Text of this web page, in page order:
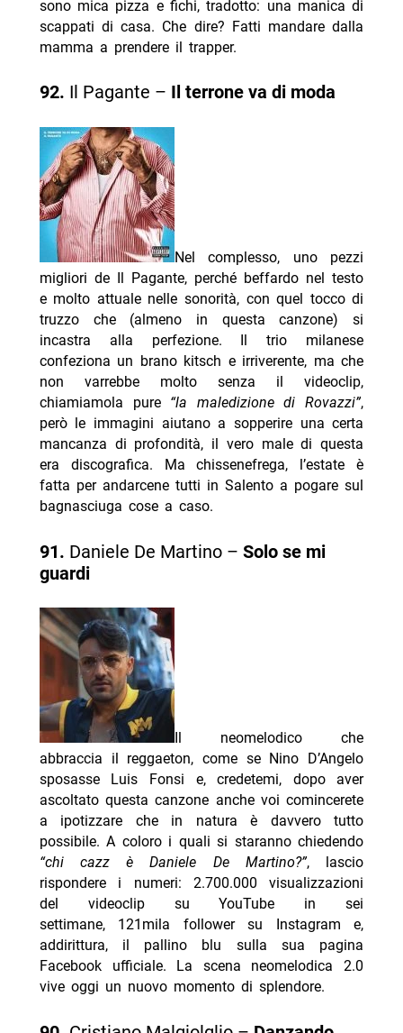
sono mica pizza e fichi, tradotto: una manica di
scappati di casa. Che dire? Fatti mandare dalla
mamma a prendere il trapper.
92. Il Pagante – Il terrone va di moda
Nel complesso, uno pezzi
migliori de Il Pagante, perché beffardo nel testo
e molto attuale nelle sonorità, con quel tocco di
truzzo che (almeno in questa canzone) si
incastra alla perfezione. Il trio milanese
confeziona un brano kitsch e irriverente, ma che
non varrebbe molto senza il videoclip,
chiamiamola pure “la maledizione di Rovazzi”,
però le immagini aiutano a sopperire una certa
mancanza di profondità, il vero male di questa
era discografica. Ma chissenefrega, l’estate è
fatta per andarcene tutti in Salento a pogare sul
bagnasciuga cose a caso.
91. Daniele De Martino – Solo se mi
guardi
Il neomelodico che
abbraccia il reggaeton, come se Nino D’Angelo
sposasse Luis Fonsi e, credetemi, dopo aver
ascoltato questa canzone anche voi comincerete
a ipotizzare che in natura è davvero tutto
possibile. A coloro i quali si staranno chiedendo
“chi cazz è Daniele De Martino?”, lascio
rispondere i numeri: 2.700.000 visualizzazioni
del videoclip su YouTube in sei
settimane, 121mila follower su Instagram e,
addirittura, il pallino blu sulla sua pagina
Facebook ufficiale. La scena neomelodica 2.0
vive oggi un nuovo momento di splendore.